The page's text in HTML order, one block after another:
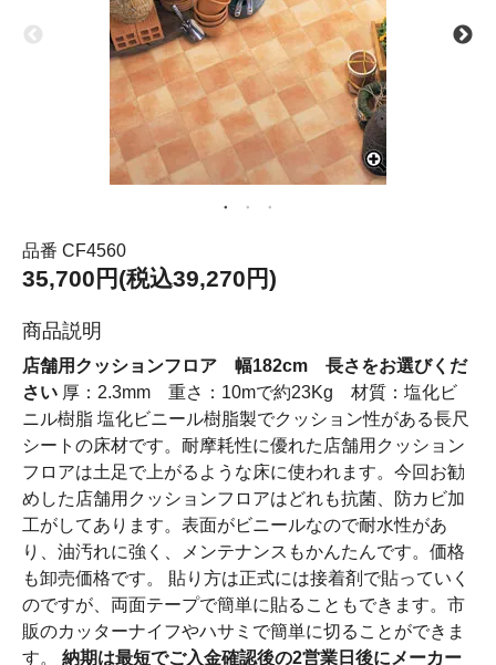
品番 CF4560
35,700円(税込39,270円)
商品説明
店舗用クッションフロア 幅182cm 長さをお選びくだ
さい 厚：2.3mm 重さ：10mで約23Kg 材質：塩化ビ
ニル樹脂 塩化ビニール樹脂製でクッション性がある長尺
シートの床材です。耐摩耗性に優れた店舗用クッション
フロアは土足で上がるような床に使われます。今回お勧
めした店舗用クッションフロアはどれも抗菌、防カビ加
工がしてあります。表面がビニールなので耐水性があ
り、油汚れに強く、メンテナンスもかんたんです。価格
も卸売価格です。 貼り方は正式には接着剤で貼っていく
のですが、両面テープで簡単に貼ることもできます。市
販のカッターナイフやハサミで簡単に切ることができま
す。 納期は最短でご入金確認後の2営業日後にメーカー